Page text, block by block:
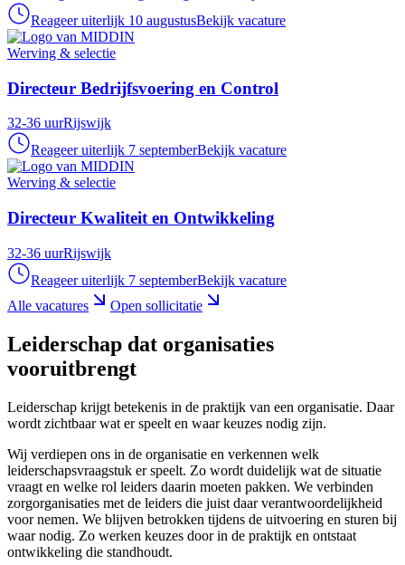
Reageer uiterlijk 10 augustusBekijk vacature
Werving & selectie
Directeur Bedrijfsvoering en Control
32-36 uurRijswijk
Reageer uiterlijk 7 septemberBekijk vacature
Werving & selectie
Directeur Kwaliteit en Ontwikkeling
32-36 uurRijswijk
Reageer uiterlijk 7 septemberBekijk vacature
Alle vacatures
Open sollicitatie
Leiderschap dat organisaties
vooruitbrengt
Leiderschap krijgt betekenis in de praktijk van een organisatie. Daar
wordt zichtbaar wat er speelt en waar keuzes nodig zijn.
Wij verdiepen ons in de organisatie en verkennen welk
leiderschapsvraagstuk er speelt. Zo wordt duidelijk wat de situatie
vraagt en welke rol leiders daarin moeten pakken. We verbinden
zorgorganisaties met de leiders die juist daar verantwoordelijkheid
voor nemen. We blijven betrokken tijdens de uitvoering en sturen bij
waar nodig. Zo werken keuzes door in de praktijk en ontstaat
ontwikkeling die standhoudt.